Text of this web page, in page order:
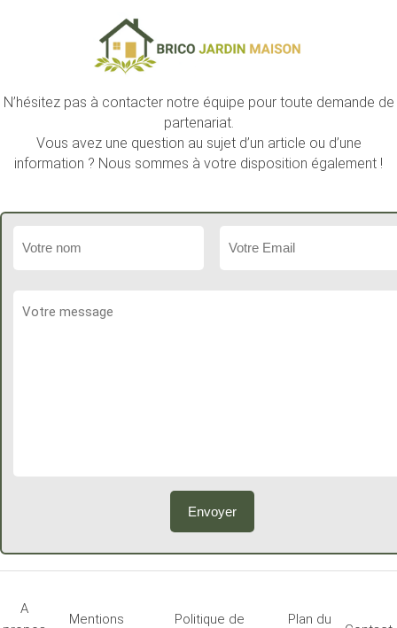
N’hésitez pas à contacter notre équipe pour toute demande de
partenariat.
Vous avez une question au sujet d’un article ou d’une
information ? Nous sommes à votre disposition également !
A
Mentions Politique de Plan du